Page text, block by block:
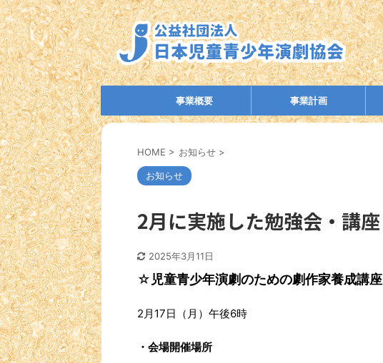
事業概要 事業計画
HOME > お知らせ >
お知らせ
2月に実施した勉強会・講座
2025年3月11日
☆ 児童青少年演劇のための劇作家養成講座
2月17日（月）午後6時
・ 会場開催場所